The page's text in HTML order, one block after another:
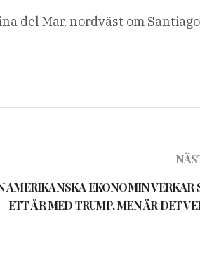
del Mar, nordväst om
AMERIKANSKA EKONOMIN VERKAR
ETT ÅR MED TRUMP, MEN ÄR DET